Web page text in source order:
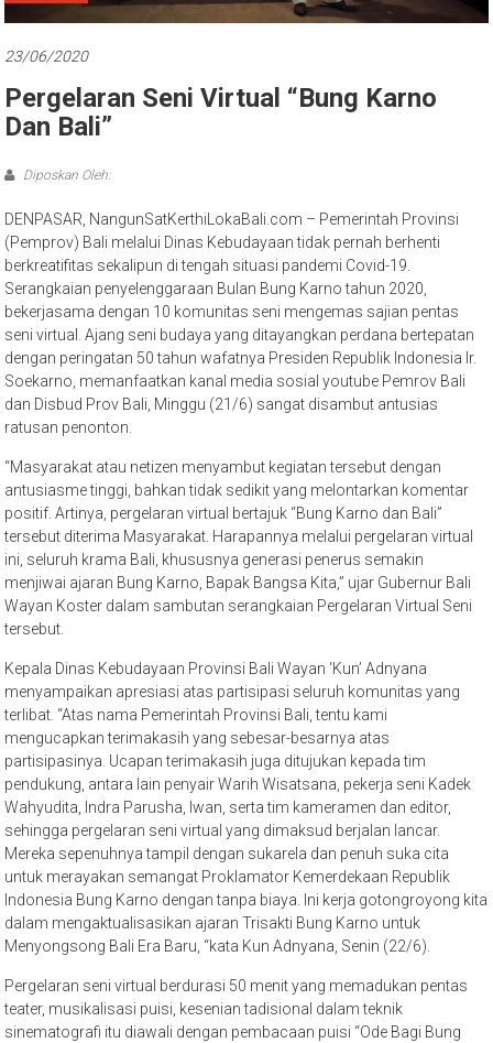
Bali
23/06/2020
Pergelaran Seni Virtual “Bung Karno
Dan Bali”
Diposkan Oleh:
DENPASAR, NangunSatKerthiLokaBali.com – Pemerintah Provinsi
(Pemprov) Bali melalui Dinas Kebudayaan tidak pernah berhenti
berkreatifitas sekalipun di tengah situasi pandemi Covid-19.
Serangkaian penyelenggaraan Bulan Bung Karno tahun 2020,
bekerjasama dengan 10 komunitas seni mengemas sajian pentas
seni virtual. Ajang seni budaya yang ditayangkan perdana bertepatan
dengan peringatan 50 tahun wafatnya Presiden Republik Indonesia Ir.
Soekarno, memanfaatkan kanal media sosial youtube Pemrov Bali
dan Disbud Prov Bali, Minggu (21/6) sangat disambut antusias
ratusan penonton.
“Masyarakat atau netizen menyambut kegiatan tersebut dengan
antusiasme tinggi, bahkan tidak sedikit yang melontarkan komentar
positif. Artinya, pergelaran virtual bertajuk “Bung Karno dan Bali”
tersebut diterima Masyarakat. Harapannya melalui pergelaran virtual
ini, seluruh krama Bali, khususnya generasi penerus semakin
menjiwai ajaran Bung Karno, Bapak Bangsa Kita,” ujar Gubernur Bali
Wayan Koster dalam sambutan serangkaian Pergelaran Virtual Seni
tersebut.
Kepala Dinas Kebudayaan Provinsi Bali Wayan ‘Kun’ Adnyana
menyampaikan apresiasi atas partisipasi seluruh komunitas yang
terlibat. “Atas nama Pemerintah Provinsi Bali, tentu kami
mengucapkan terimakasih yang sebesar-besarnya atas
partisipasinya. Ucapan terimakasih juga ditujukan kepada tim
pendukung, antara lain penyair Warih Wisatsana, pekerja seni Kadek
Wahyudita, Indra Parusha, Iwan, serta tim kameramen dan editor,
sehingga pergelaran seni virtual yang dimaksud berjalan lancar.
Mereka sepenuhnya tampil dengan sukarela dan penuh suka cita
untuk merayakan semangat Proklamator Kemerdekaan Republik
Indonesia Bung Karno dengan tanpa biaya. Ini kerja gotongroyong kita
dalam mengaktualisasikan ajaran Trisakti Bung Karno untuk
Menyongsong Bali Era Baru, “kata Kun Adnyana, Senin (22/6).
Pergelaran seni virtual berdurasi 50 menit yang memadukan pentas
teater, musikalisasi puisi, kesenian tadisional dalam teknik
sinematografi itu diawali dengan pembacaan puisi “Ode Bagi Bung